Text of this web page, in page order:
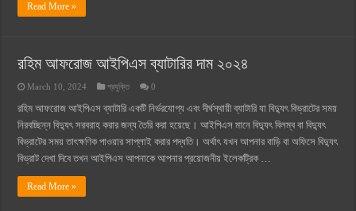
Read More »
রহিম আফরোজ আইপিএস ব্যাটারির দাম ২০২৪
March 10, 2024 প্রযুক্তি 0
রহিম আফরোজ আইপিএস ব্যাটারি একটি নির্ভরযোগ্য এবং দীর্ঘস্থায়ী ব্যাটারি যা বিদ্যুৎ বিভ্রাটের সময়
নিরবচ্ছিন্ন বিদ্যুৎ সরবরাহ করার জন্য তৈরি করা হয়েছে। আইপিএস মানে বিদ্যুৎ বিলম্ব বা বিদ্যুৎ
বিভ্রাটের সময় তাৎক্ষণিক পাওয়ার সাপ্লাই করার পদ্ধতি। অর্থাৎ যখন আপনার বাড়ি বা অফিসে বিদ্যুৎ
বিভ্রাট দেখা দিবে তখন আইপিএস আপনাকে আপনার প্রয়োজনীয় ইলেকট্রিক …
Read More »